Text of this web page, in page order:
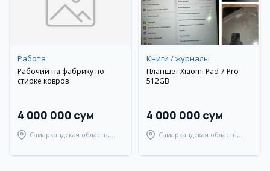
Работа
Рабочий на фабрику по
стирке ковров
4 000 000 сум
Самаркандская область,
Книги / журналы
Планшет Xiaomi Pad 7 Pro
512GB
4 000 000 сум
Самаркандская область,